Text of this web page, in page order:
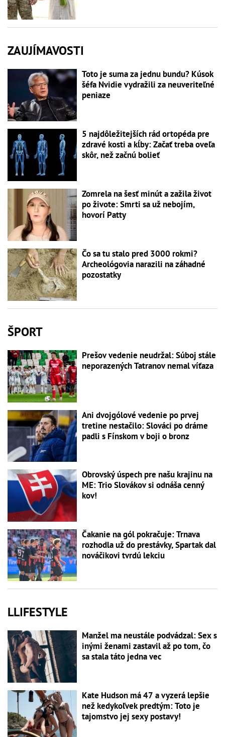
ZAUJÍMAVOSTI
Toto je suma za jednu bundu? Kúsok
šéfa Nvidie vydražili za neuveriteľné
peniaze
5 najdôležitejších rád ortopéda pre
zdravé kosti a kĺby: Začať treba oveľa
skôr, než začnú bolieť
Zomrela na šesť minút a zažila život
po živote: Smrti sa už nebojím,
hovorí Patty
Čo sa tu stalo pred 3000 rokmi?
Archeológovia narazili na záhadné
pozostatky
ŠPORT
Prešov vedenie neudržal: Súboj stále
neporazených Tatranov nemal víťaza
Ani dvojgólové vedenie po prvej
tretine nestačilo: Slováci po dráme
padli s Fínskom v boji o bronz
Obrovský úspech pre našu krajinu na
ME: Trio Slovákov si odnáša cenný
kov!
Čakanie na gól pokračuje: Trnava
rozhodla už do prestávky, Spartak dal
nováčikovi tvrdú lekciu
LLIFESTYLE
Manžel ma neustále podvádzal: Sex s
inými ženami zastavil až po tom, čo
sa stala táto jedna vec
Kate Hudson má 47 a vyzerá lepšie
než kedykoľvek predtým: Toto je
tajomstvo jej sexy postavy!